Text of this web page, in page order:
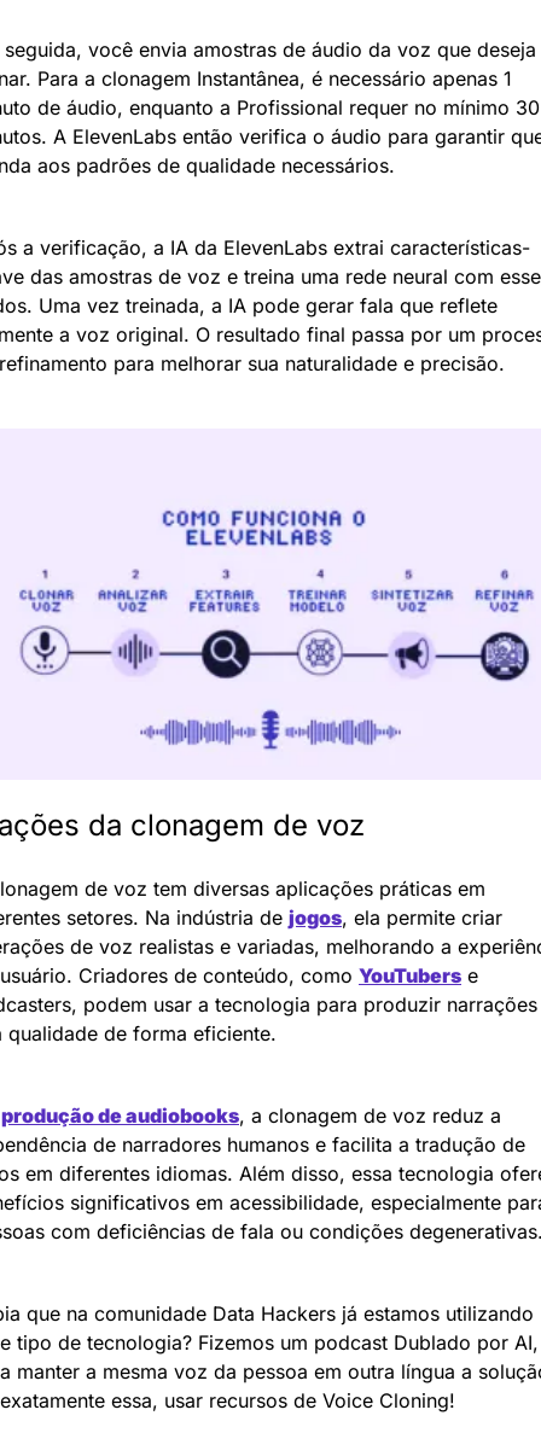
seguida, você envia amostras de áudio da voz que deseja
Para a clonagem Instantânea, é necessário apenas 1
de áudio, enquanto a Profissional requer no mínimo 30
A ElevenLabs então verifica o áudio para garantir
aos padrões de qualidade necessários.
a verificação, a IA da ElevenLabs extrai características-
das amostras de voz e treina uma rede neural com
Uma vez treinada, a IA pode gerar fala que reflete
a voz original. O resultado final passa por um
para melhorar sua naturalidade e precisão.
da clonagem de voz
de voz tem diversas aplicações práticas em
setores. Na indústria de jogos, ela permite criar
de voz realistas e variadas, melhorando a
Criadores de conteúdo, como YouTubers e
podem usar a tecnologia para produzir
qualidade de forma eficiente.
produção de audiobooks, a clonagem de voz reduz a
de narradores humanos e facilita a tradução de
em diferentes idiomas. Além disso, essa tecnologia
significativos em acessibilidade, especialmente
com deficiências de fala ou condições
que na comunidade Data Hackers já estamos utilizando
tipo de tecnologia? Fizemos um podcast Dublado por AI,
manter a mesma voz da pessoa em outra língua a
essa, usar recursos de Voice Cloning!